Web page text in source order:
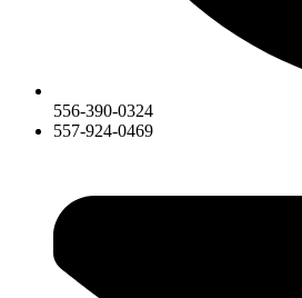
556-390-0324
557-924-0469